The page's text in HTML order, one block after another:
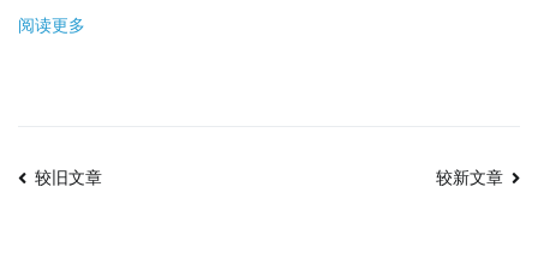
阅读更多
较旧文章 较新文章